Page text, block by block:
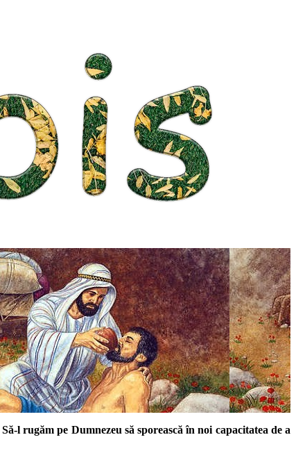
l rugăm pe Dumnezeu să sporească în noi capacitatea de a